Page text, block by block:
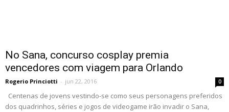
No Sana, concurso cosplay premia
vencedores com viagem para Orlando
Rogerio Princiotti - jun 22, 2016 0
Centenas de jovens vestindo-se como seus personagens preferidos
dos quadrinhos, séries e jogos de videogame irão invadir o Sana,